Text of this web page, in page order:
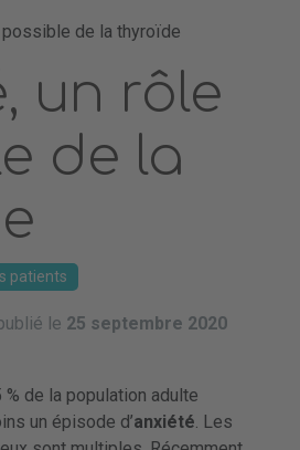
de la thyroïde
un rôle
de la
patients
le 25 septembre 2020
% de la population adulte
un épisode d’anxiété. Les